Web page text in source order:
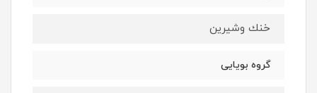
خنك وشيرين
گروه بويايى